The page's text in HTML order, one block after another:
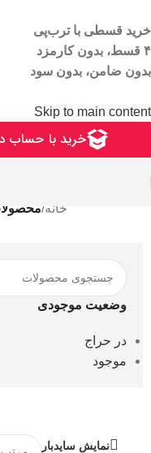
خرید قسطی با ترب‌پی
۴ قسط، بدون کارمزد
بدون ضامن، بدون سود
Skip to main content
خانه/
وضعیت موجودی
در حراج
موجود
نمایش سایدبار